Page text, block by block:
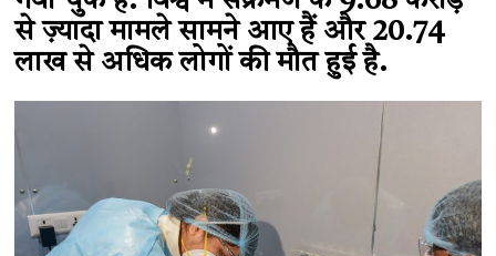
से ज़्यादा मामले सामने आए हैं और 20.74
लाख से अधिक लोगों की मौत हुई है.